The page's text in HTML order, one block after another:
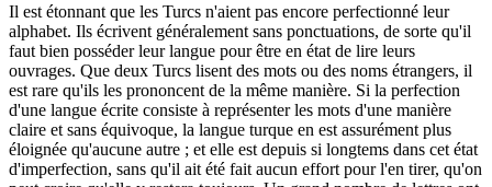
Il est étonnant que les Turcs n'aient pas encore perfectionné leur
alphabet. Ils écrivent généralement sans ponctuations, de sorte qu'il
faut bien posséder leur langue pour être en état de lire leurs
ouvrages. Que deux Turcs lisent des mots ou des noms étrangers, il
est rare qu'ils les prononcent de la même manière. Si la perfection
d'une langue écrite consiste à représenter les mots d'une manière
claire et sans équivoque, la langue turque en est assurément plus
éloignée qu'aucune autre ; et elle est depuis si longtems dans cet état
d'imperfection, sans qu'il ait été fait aucun effort pour l'en tirer, qu'on